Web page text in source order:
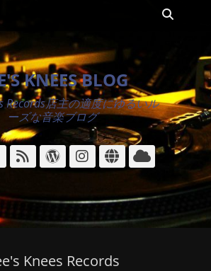
索
KNEES BLOG
Records店主の適度にゆるいル
ーズな音楽ブログ
Twitter
ィ
ド
WordPress
Instagram
サ
イ
ク
ラ
ウ
ド
Knees Records